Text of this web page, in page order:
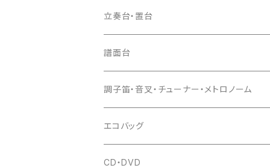
爪駒入
猫足入
爪ばさみ
箏柱
柱入
根緒
糸
(丸三) 寿糸
はつね糸
駒
地唄駒
長唄駒
糸駒入
爪駒入
手拍子（チャンチャン）
当り鉦
シュモク（当り鉦バチ）
箏（本体）
三味線（本体）
立奏台・置台
譜面台
座奏用譜面台
立奏用譜面台
調子笛・音叉・チューナー・メトロノーム
調子笛・音叉
チューナー・メトロノーム
エコバッグ
CD・DVD